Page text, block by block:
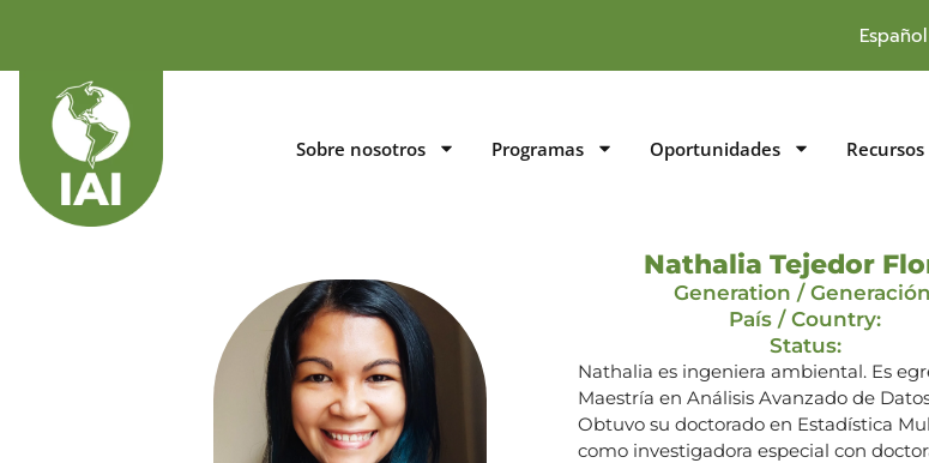
Español
Sobre nosotros Programas Oportunidades Recursos
Nathalia Tejedor
Generation /
País / Country:
Status:
Nathalia es ingeniera ambiental. Es
Maestría en Análisis Avanzado de
Obtuvo su doctorado en Estadística
como investigadora especial con